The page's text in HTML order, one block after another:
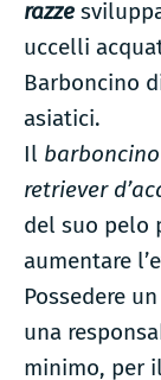
razze
uccelli
Barboncino
asiatici.
Il
retriever
del suo pelo
aumentare
Possedere
una
minimo, per